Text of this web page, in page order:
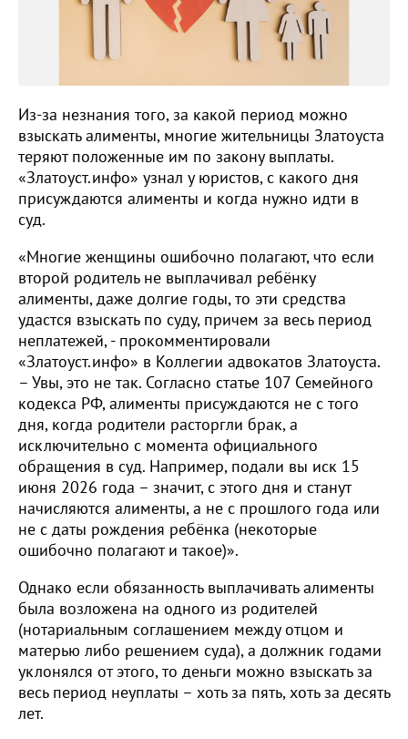
Из-за незнания того, за какой период можно
взыскать алименты, многие жительницы Златоуста
теряют положенные им по закону выплаты.
«Златоуст.инфо» узнал у юристов, с какого дня
присуждаются алименты и когда нужно идти в
суд.
«Многие женщины ошибочно полагают, что если
второй родитель не выплачивал ребёнку
алименты, даже долгие годы, то эти средства
удастся взыскать по суду, причем за весь период
неплатежей, - прокомментировали
«Златоуст.инфо» в Коллегии адвокатов Златоуста.
– Увы, это не так. Согласно статье 107 Семейного
кодекса РФ, алименты присуждаются не с того
дня, когда родители расторгли брак, а
исключительно с момента официального
обращения в суд. Например, подали вы иск 15
июня 2026 года – значит, с этого дня и станут
начисляются алименты, а не с прошлого года или
не с даты рождения ребёнка (некоторые
ошибочно полагают и такое)».
Однако если обязанность выплачивать алименты
была возложена на одного из родителей
(нотариальным соглашением между отцом и
матерью либо решением суда), а должник годами
уклонялся от этого, то деньги можно взыскать за
весь период неуплаты – хоть за пять, хоть за десять
лет.